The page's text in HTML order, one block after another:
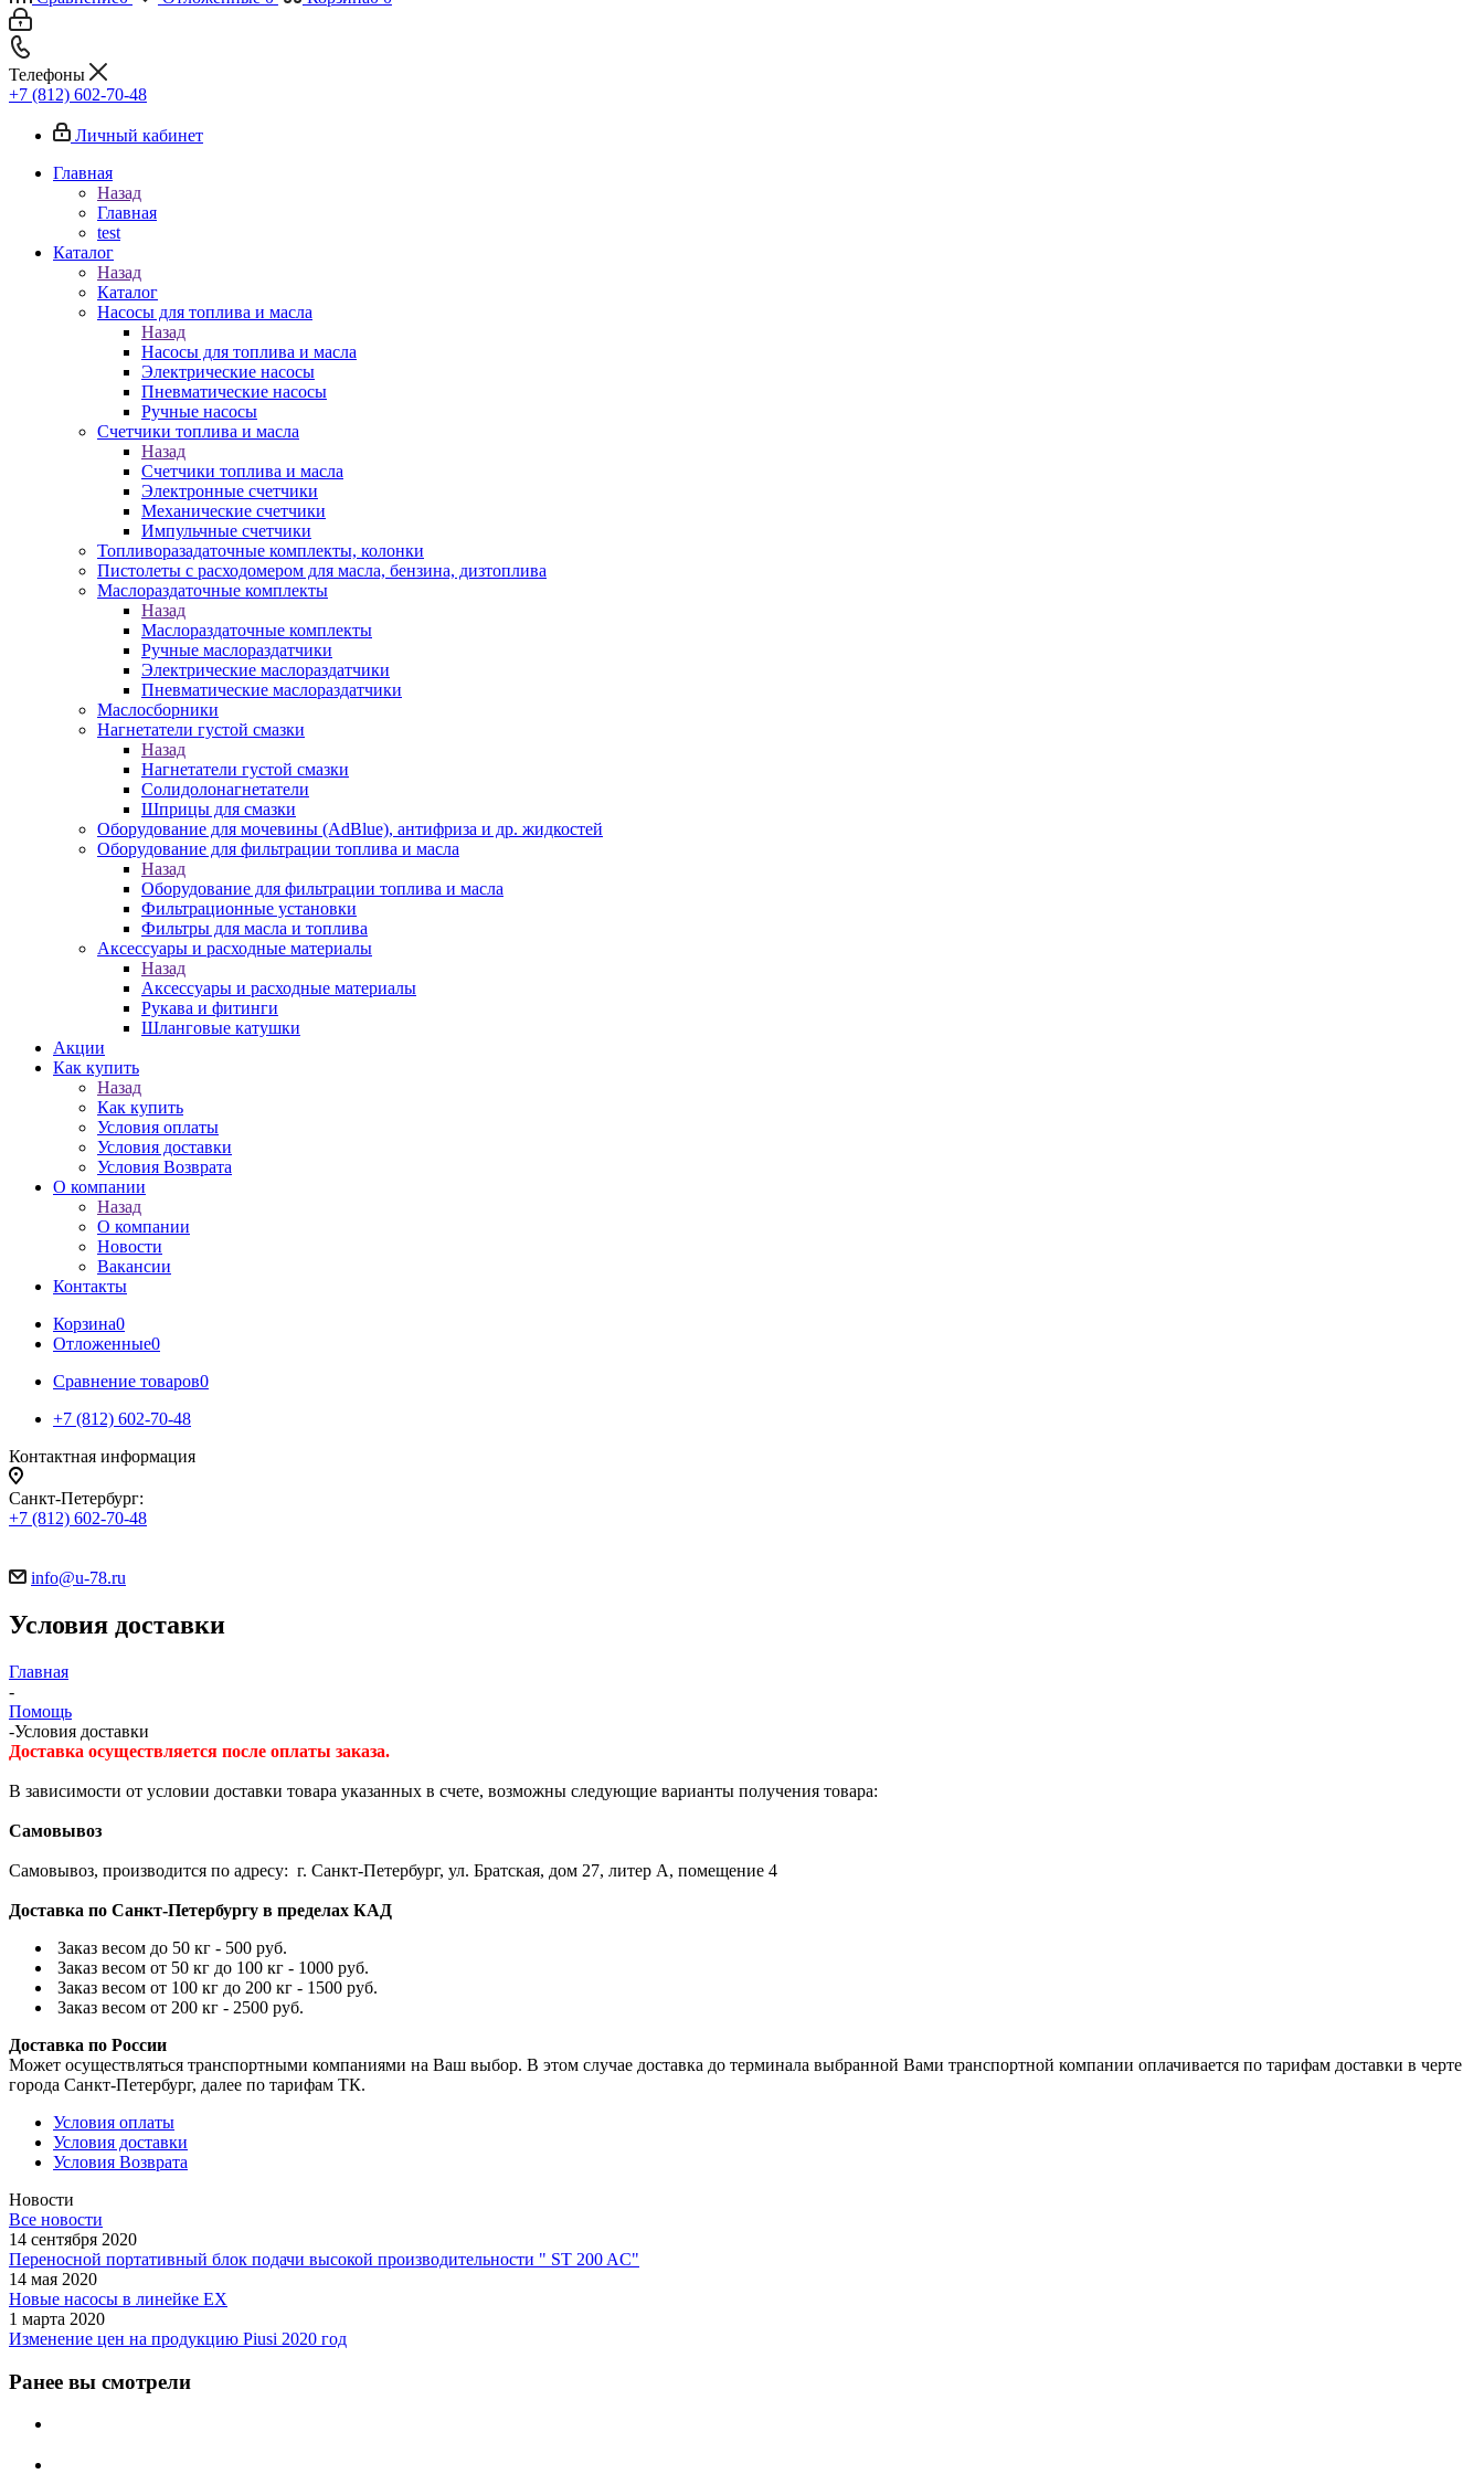
Телефоны
+7 (812) 602-70-48
Личный кабинет
Главная
Назад
Главная
test
Каталог
Назад
Каталог
Насосы для топлива и масла
Назад
Насосы для топлива и масла
Электрические насосы
Пневматические насосы
Ручные насосы
Счетчики топлива и масла
Назад
Счетчики топлива и масла
Электронные счетчики
Механические счетчики
Импульчные счетчики
Топливоразадаточные комплекты, колонки
Пистолеты с расходомером для масла, бензина, дизтоплива
Маслораздаточные комплекты
Назад
Маслораздаточные комплекты
Ручные маслораздатчики
Электрические маслораздатчики
Пневматические маслораздатчики
Маслосборники
Нагнетатели густой смазки
Назад
Нагнетатели густой смазки
Солидолонагнетатели
Шприцы для смазки
Оборудование для мочевины (AdBlue), антифриза и др. жидкостей
Оборудование для фильтрации топлива и масла
Назад
Оборудование для фильтрации топлива и масла
Фильтрационные установки
Фильтры для масла и топлива
Аксессуары и расходные материалы
Назад
Аксессуары и расходные материалы
Рукава и фитинги
Шланговые катушки
Акции
Как купить
Назад
Как купить
Условия оплаты
Условия доставки
Условия Возврата
О компании
Назад
О компании
Новости
Вакансии
Контакты
Корзина0
Отложенные0
Сравнение товаров0
+7 (812) 602-70-48
Контактная информация
Санкт-Петербург:
+7 (812) 602-70-48
info@u-78.ru
Условия доставки
Главная
-
Помощь
-Условия доставки
Доставка осуществляется после оплаты заказа.
В зависимости от условии доставки товара указанных в счете, возможны следующие варианты получения товара:
Самовывоз
Самовывоз, производится по адресу: г. Санкт-Петербург, ул. Братская, дом 27, литер А, помещение 4
Доставка по Санкт-Петербургу в пределах КАД
Заказ весом до 50 кг - 500 руб.
Заказ весом от 50 кг до 100 кг - 1000 руб.
Заказ весом от 100 кг до 200 кг - 1500 руб.
Заказ весом от 200 кг - 2500 руб.
Доставка по России
Может осуществляться транспортными компаниями на Ваш выбор. В этом случае доставка до терминала выбранной Вами транспортной компании оплачивается по тарифам доставки в черте
города Санкт-Петербург, далее по тарифам ТК.
Условия оплаты
Условия доставки
Условия Возврата
Новости
Все новости
14 сентября 2020
Переносной портативный блок подачи высокой производительности " ST 200 AC"
14 мая 2020
Новые насосы в линейке EX
1 марта 2020
Изменение цен на продукцию Piusi 2020 год
Ранее вы смотрели